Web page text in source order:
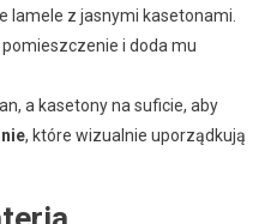
lamele z jasnymi kasetonami.
i doda mu
a kasetony na suficie, aby
, które wizualnie uporządkują